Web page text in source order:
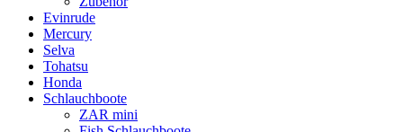
Evinrude
Mercury
Selva
Tohatsu
Honda
Schlauchboote
ZAR mini